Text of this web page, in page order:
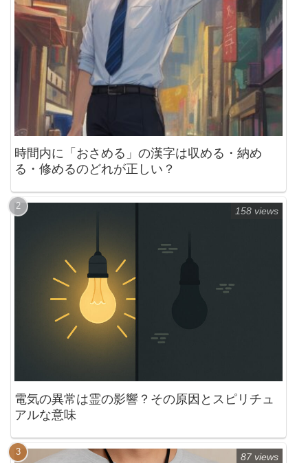
時間内に「おさめる」の漢字は収める・納め
る・修めるのどれが正しい？
電気の異常は霊の影響？その原因とスピリチュ
アルな意味
158 views
87 views